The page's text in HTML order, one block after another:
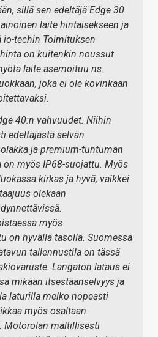
sillä sen edeltäjä Edge 30
laite hintaisekseen ja
techin Toimituksen
on kuitenkin noussut
laite asemoituu ns.
joka ei ole kovinkaan
40:n vahvuudet. Niihin
edeltäjästä selvän
ja premium-tuntuman
on myös IP68-suojattu. Myös
kirkas ja hyvä, vaikkei
olekaan
myös
on hyvällä tasolla. Suomessa
tallennustila on tässä
Langaton lataus ei
mikään itsestäänselvyys ja
laturilla melko nopeasti
myös osaltaan
Motorolan maltillisesti